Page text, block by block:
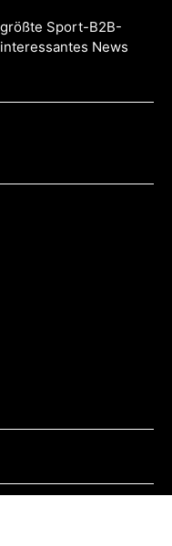
Sport-B2B-
News